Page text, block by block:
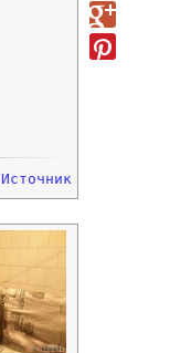
Источник